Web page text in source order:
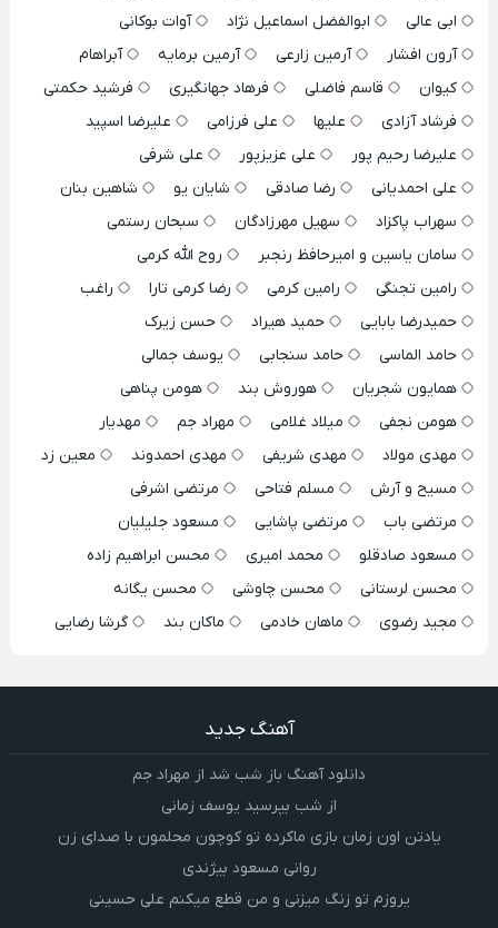
ابی عالی
ابوالفضل اسماعیل نژاد
آوات بوکانی
آرون افشار
آرمین زارعی آرمین برمایه
آبراهام
کیوان
قاسم فاضلی فرهاد جهانگیری
فرشید حکمتی
فرشاد آزادی
علیها علی فرزامی
علیرضا اسپید
علیرضا رحیم پور
علی عزیزپور
علی شرفی
علی احمدیانی
رضا صادقی شایان یو
شاهین بنان
سهراب پاکزاد
سهیل مهرزادگان
سبحان رستمی
سامان یاسین و امیرحافظ رنجبر
روح الله کرمی
رامین تجنگی
رامین کرمی رضا کرمی تارا
راغب
حمیدرضا بابایی
حمید هیراد
حسن زیرک
حامد الماسی
حامد سنجابی
یوسف جمالی
همایون شجریان
هوروش بند
هومن پناهی
هومن نجفی
میلاد غلامی مهراد جم
مهدیار
مهدی مولاد
مهدی شریفی مهدی احمدوند
معین زد
مسیح و آرش
مسلم فتاحی
مرتضی اشرفی
مرتضی باب
مرتضی پاشایی
مسعود جلیلیان
مسعود صادقلو
محمد امیری
محسن ابراهیم زاده
محسن لرستانی
محسن چاوشی
محسن یگانه
مجید رضوی
ماهان خادمی ماکان بند گرشا رضایی
آهنگ جدید
دانلود آهنگ باز شب شد از مهراد جم
از شب بپرسید یوسف زمانی
یادتن اون زمان بازی ماکرده تو کوچون محلمون با صدای زن
روانی مسعود بیژندی
یروزم تو زنگ میزنی و من قطع میکنم علی حسینی